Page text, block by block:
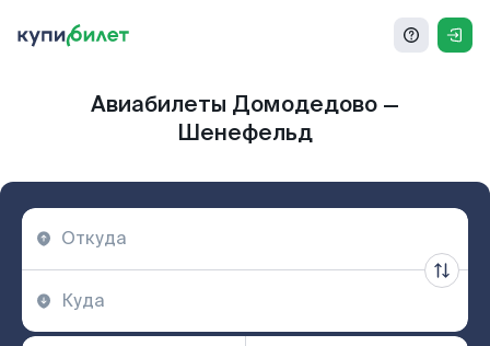
Авиабилеты Домодедово —
Шенефельд